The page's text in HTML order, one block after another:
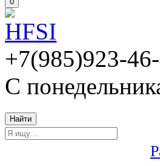
+7(985)923-
С
Найти